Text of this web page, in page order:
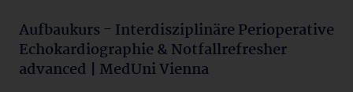
Aufbaukurs - Interdisziplinäre Perioperative
Echokardiographie & Notfallrefresher
advanced | MedUni Vienna